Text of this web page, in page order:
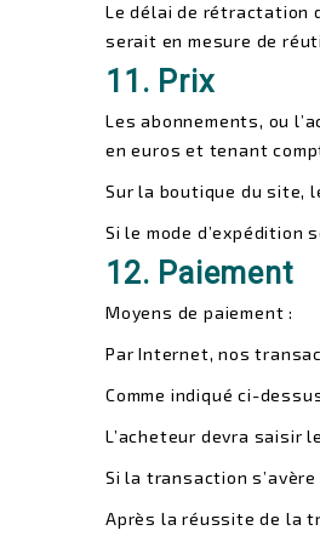
Le délai de rétractation
serait en mesure de
11. Prix
Les abonnements, ou
en euros et tenant
Sur la boutique du site,
Si le mode
12. Paiement
Moyens de paiement :
Par Internet, nos
Comme indiqué ci-
L’acheteur devra saisir
Si la transaction
Après la réussite de la